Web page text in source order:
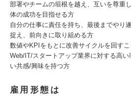
部署やチームの垣根を越え、互いを尊重
体の成功を目指せる方
自分の仕事に責任を持ち、最後までやり
捉え、前向きに取り組める方
数値やKPIをもとに改善サイクルを回す
Web/IT/スタートアップ業界に対する高
い共感/興味を持つ方
雇用形態は